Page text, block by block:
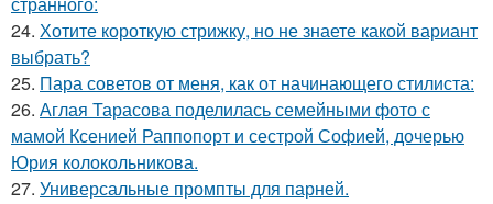
24. Хотите короткую стрижку, но не знаете какой вариант
выбрать?
25. Пара советов от меня, как от начинающего стилиста:
26. Аглая Тарасова поделилась семейными фото с
мамой Ксенией Раппопорт и сестрой Софией, дочерью
Юрия колокольникова.
27. Универсальные промпты для парней.